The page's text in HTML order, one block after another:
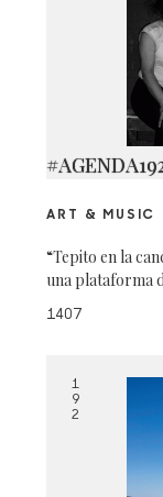
ART & MUSIC
“Tepito en la
una plataforma
1407
1
9
2